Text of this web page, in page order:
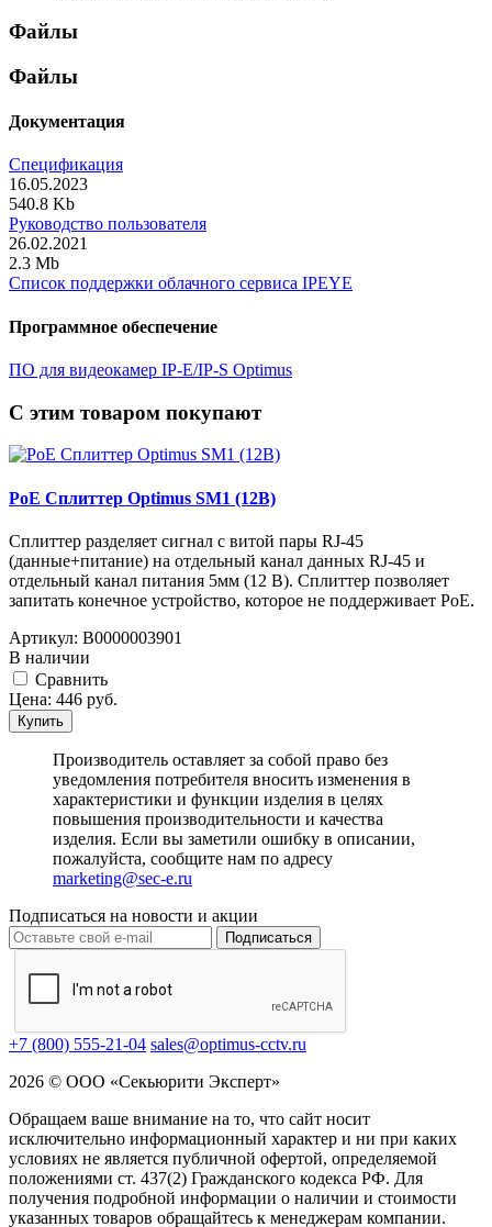
Файлы
Файлы
Документация
Спецификация
16.05.2023
540.8 Kb
Руководство пользователя
26.02.2021
2.3 Mb
Список поддержки облачного сервиса IPEYE
Программное обеспечение
ПО для видеокамер IP-E/IP-S Optimus
C этим товаром покупают
PoE Сплиттер Optimus SM1 (12B)
Сплиттер разделяет сигнал с витой пары RJ-45
(данные+питание) на отдельный канал данных RJ-45 и
отдельный канал питания 5мм (12 В). Сплиттер позволяет
запитать конечное устройство, которое не поддерживает PoE.
Артикул: В0000003901
В наличии
Cравнить
Цена: 446 руб.
Купить
Производитель оставляет за собой право без
уведомления потребителя вносить изменения в
характеристики и функции изделия в целях
повышения производительности и качества
изделия. Если вы заметили ошибку в описании,
пожалуйста, сообщите нам по адресу
marketing@sec-e.ru
Подписаться на новости и акции
Подписаться
+7 (800) 555-21-04 sales@optimus-cctv.ru
2026 © ООО «Секьюрити Эксперт»
Обращаем ваше внимание на то, что сайт носит
исключительно информационный характер и ни при каких
условиях не является публичной офертой, определяемой
положениями ст. 437(2) Гражданского кодекса РФ. Для
получения подробной информации о наличии и стоимости
указанных товаров обращайтесь к менеджерам компании.